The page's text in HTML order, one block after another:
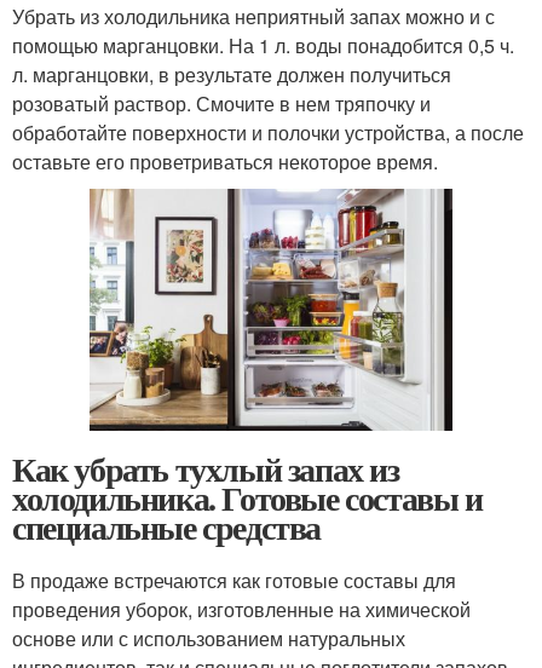
Убрать из холодильника неприятный запах можно и с
помощью марганцовки. На 1 л. воды понадобится 0,5 ч.
л. марганцовки, в результате должен получиться
розоватый раствор. Смочите в нем тряпочку и
обработайте поверхности и полочки устройства, а после
оставьте его проветриваться некоторое время.
Как убрать тухлый запах из
холодильника. Готовые составы и
специальные средства
В продаже встречаются как готовые составы для
проведения уборок, изготовленные на химической
основе или с использованием натуральных